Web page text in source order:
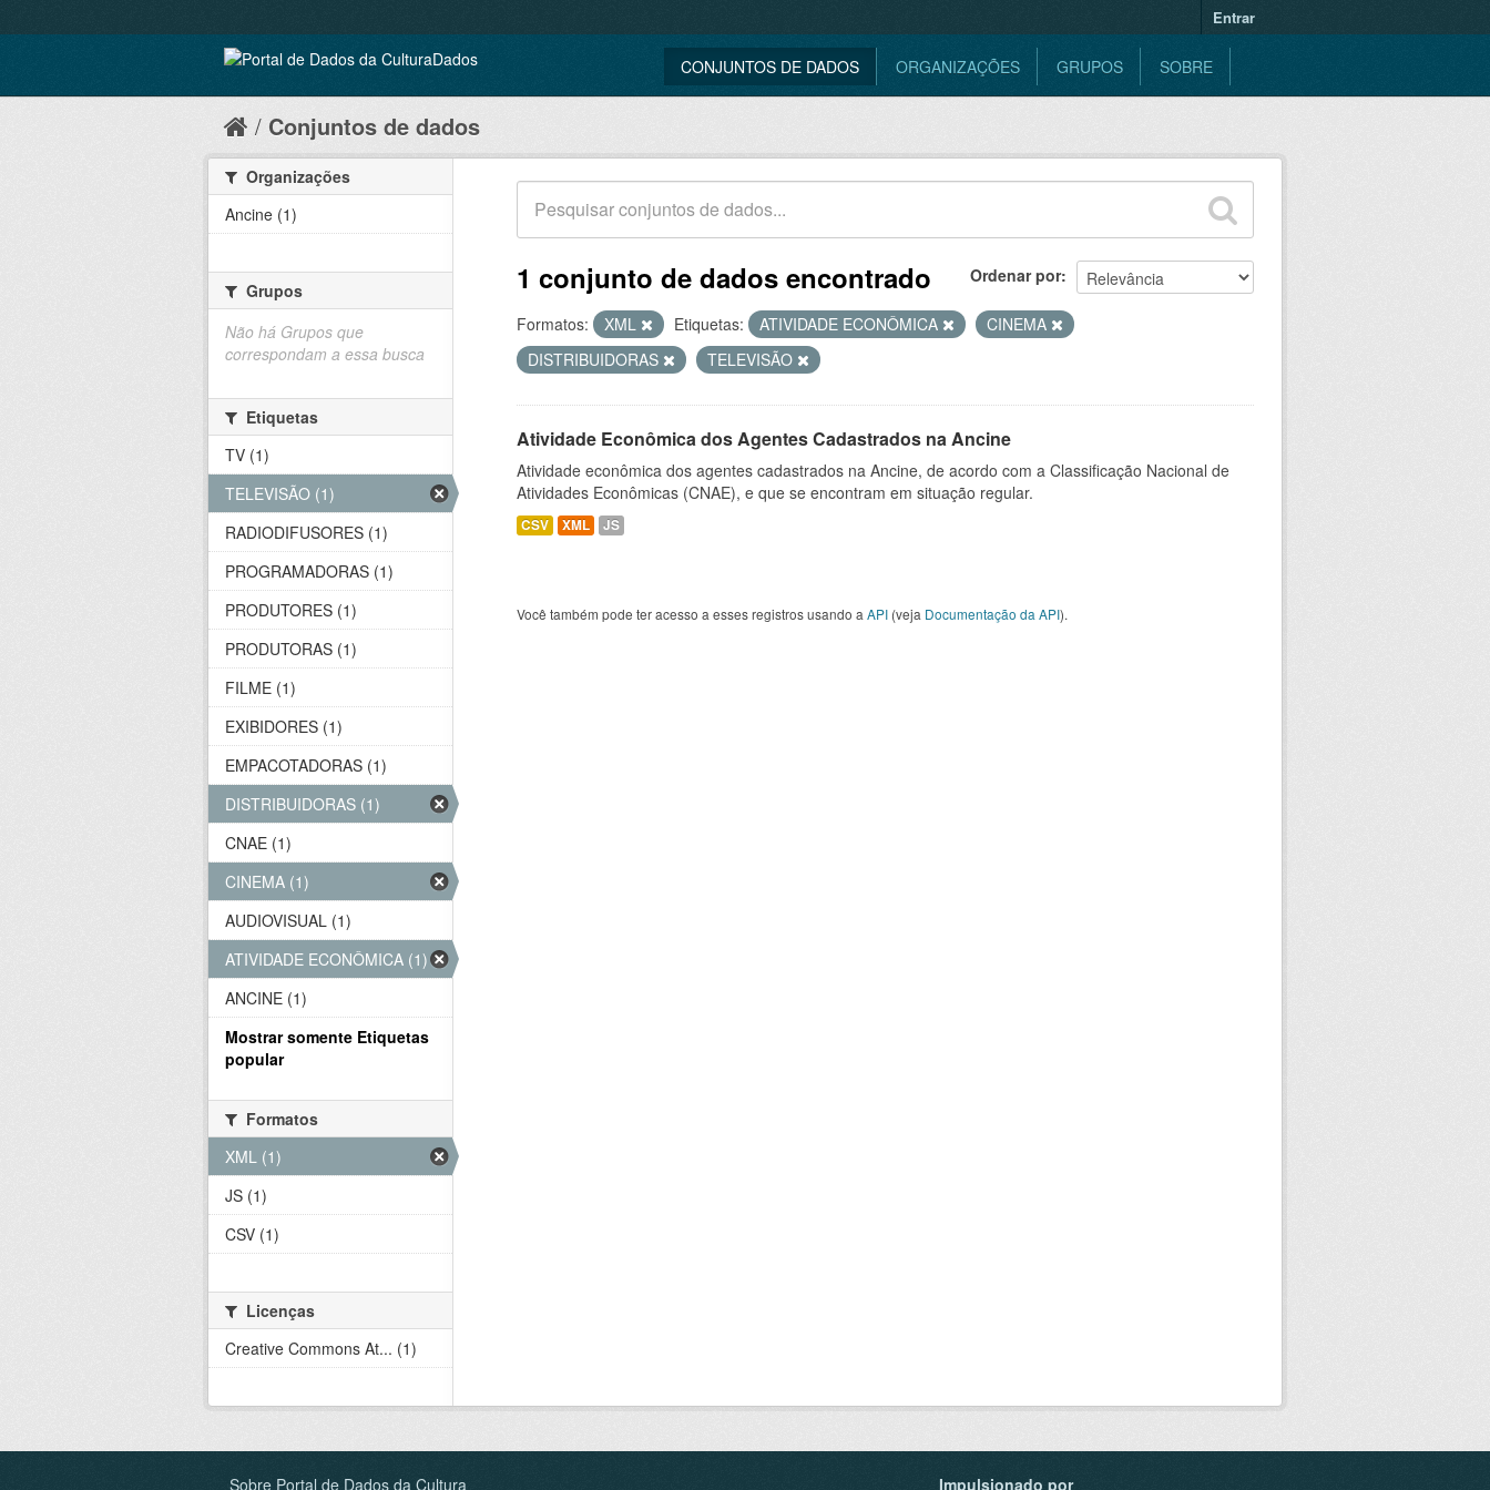
Entrar
CONJUNTOS DE DADOS ORGANIZAÇÕES GRUPOS SOBRE
Conjuntos de dados
Ordenar por
1 conjunto de dados encontrado
Formatos: XML Etiquetas: ATIVIDADE ECONÔMICA
CINEMA
DISTRIBUIDORAS
TELEVISÃO
Atividade Econômica dos Agentes Cadastrados na Ancine
Atividade econômica dos agentes cadastrados na Ancine, de acordo com a Classificação Nacional de
Atividades Econômicas (CNAE), e que se encontram em situação regular.
CSV XML JS
Você também pode ter acesso a esses registros usando a API (veja Documentação da API).
Organizações
Ancine (1)
Grupos
Não há Grupos que
correspondam a essa busca
Etiquetas
TV (1)
TELEVISÃO (1)
RADIODIFUSORES (1)
PROGRAMADORAS (1)
PRODUTORES (1)
PRODUTORAS (1)
FILME (1)
EXIBIDORES (1)
EMPACOTADORAS (1)
DISTRIBUIDORAS (1)
CNAE (1)
CINEMA (1)
AUDIOVISUAL (1)
ATIVIDADE ECONÔMICA (1)
ANCINE (1)
Mostrar somente Etiquetas
popular
Formatos
XML (1)
JS (1)
CSV (1)
Licenças
Creative Commons At... (1)
Sobre Portal de Dados da Cultura Impulsionado por